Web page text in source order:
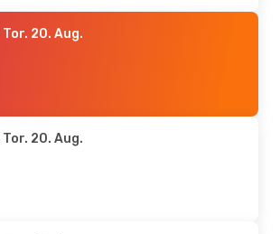
Tor. 20. Aug.
Tor. 20. Aug.